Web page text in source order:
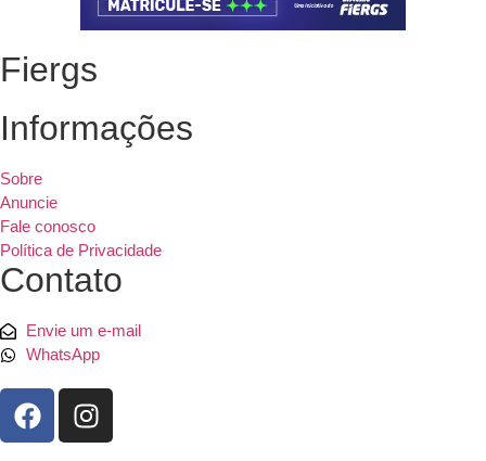
Fiergs
Informações
Sobre
Anuncie
Fale conosco
Política de Privacidade
Contato
Envie um e-mail
WhatsApp